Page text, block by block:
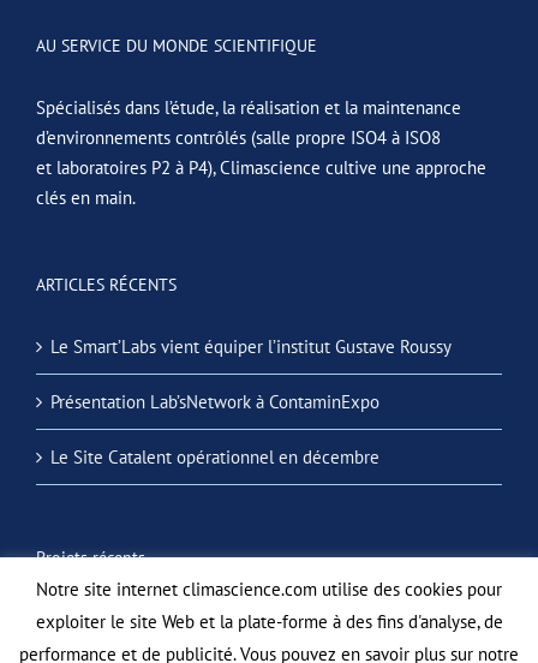
AU SERVICE DU MONDE SCIENTIFIQUE
Spécialisés dans l’étude, la réalisation et la maintenance
d’environnements contrôlés (salle propre ISO4 à ISO8
et laboratoires P2 à P4), Climascience cultive une approche
clés en main.
ARTICLES RÉCENTS
Le Smart’Labs vient équiper l’institut Gustave Roussy
Présentation Lab’sNetwork à ContaminExpo
Le Site Catalent opérationnel en décembre
Projets récents
Notre site internet climascience.com utilise des cookies pour
exploiter le site Web et la plate-forme à des fins d'analyse, de
performance et de publicité. Vous pouvez en savoir plus sur notre